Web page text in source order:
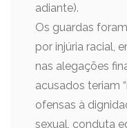
adiante).
Os guardas
por injúria racial,
nas alegações
acusados teriam
ofensas à
sexual, conduta